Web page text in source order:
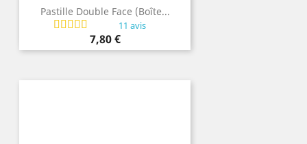
Pastille Double Face (boîte...
11 avis
Prix
7,80 €